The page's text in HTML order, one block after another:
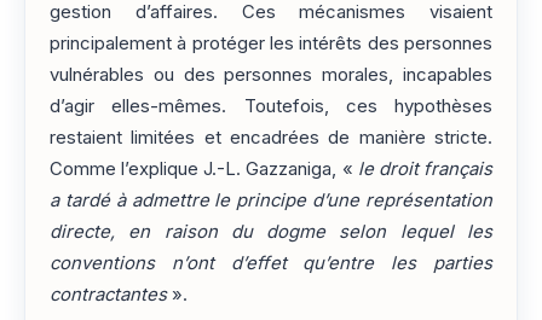
gestion d’affaires. Ces mécanismes visaient
principalement à protéger les intérêts des personnes
vulnérables ou des personnes morales, incapables
d’agir elles-mêmes. Toutefois, ces hypothèses
restaient limitées et encadrées de manière stricte.
Comme l’explique J.-L. Gazzaniga, « le droit français
a tardé à admettre le principe d’une représentation
directe, en raison du dogme selon lequel les
conventions n’ont d’effet qu’entre les parties
contractantes».